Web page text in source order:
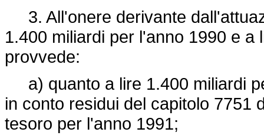
3. All'onere derivante
1.400 miliardi per l'anno 1990 e
provvede:
a) quanto a lire 1.400 miliardi
in conto residui del capitolo 7751
tesoro per l'anno 1991;